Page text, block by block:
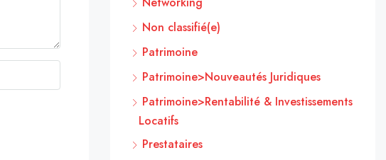
Non classifié(e)
Patrimoine
Patrimoine>Nouveautés Juridiques
Patrimoine>Rentabilité & Investissements
Locatifs
Prestataires